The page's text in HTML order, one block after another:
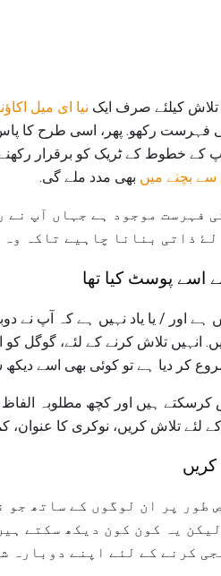
تلاش کیلئے صرف ایک نیا ای میل
فہرست رکھو. پھر، اسی طرح کا
خطوط کے ٹریک کو برقرار رکھنے
بچنے میں بھی مدد ملے گی.
فہرست موجود ہے جہاں آپ نے
ذاتی بنانا چاہیے تاکہ
اسے پوسٹ کیا تھا
/ یا یاد نہیں ہے کہ آپ نے
انہیں تلاش کرنے کے لئے، گوگل کو
کر دیا ہے تو کوئی بھی اسے دیکھ
ہیں اور کچھ مطلوبہ
لئے تلاش کریں، نوکری کا عنوان،
کریں
طور پر ان لوگوں کے ساتھ
یہ کون کون دیکھ سکتے
کرنے کے لئے اپنے دوبارہ